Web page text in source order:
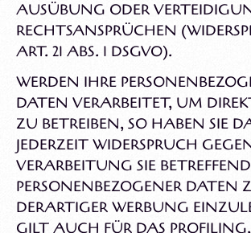
AUSÜBUNG ODER
RECHTSANSPRÜCHEN
ART. 21 ABS. 1 DSGVO).
WERDEN IHRE
DATEN VERARBEITET, UM
ZU BETREIBEN, SO HABEN SIE
JEDERZEIT WIDERSPRUCH
VERARBEITUNG SIE
PERSONENBEZOGENER DATEN
DERARTIGER WERBUNG
GILT AUCH FÜR DAS